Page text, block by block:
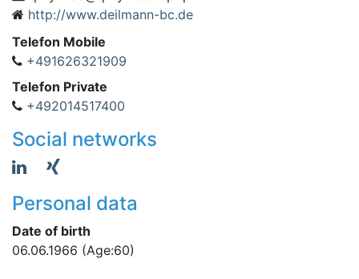
http://www.deilmann-bc.de
Telefon Mobile
+491626321909
Telefon Private
+492014517400
Social networks
Personal data
Date of birth
06.06.1966 (Age:60)